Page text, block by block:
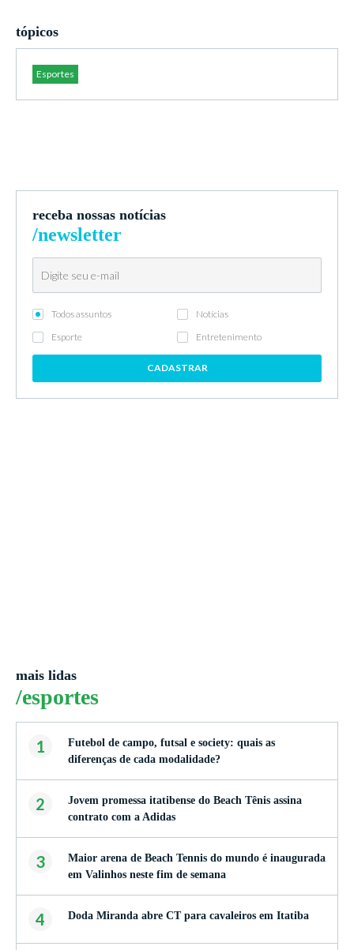
tópicos
Esportes
receba nossas notícias
/newsletter
Todos assuntos
Notícias
Esporte
Entretenimento
CADASTRAR
mais lidas
/esportes
1
Futebol de campo, futsal e society: quais as
diferenças de cada modalidade?
2
Jovem promessa itatibense do Beach Tênis assina
contrato com a Adidas
3
Maior arena de Beach Tennis do mundo é inaugurada
em Valinhos neste fim de semana
4 Doda Miranda abre CT para cavaleiros em Itatiba